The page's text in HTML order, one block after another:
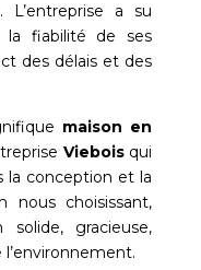
L’entreprise a su
la fiabilité de ses
des délais et des
maison en
Vieboisqui
la conception et la
nous choisissant,
gracieuse,